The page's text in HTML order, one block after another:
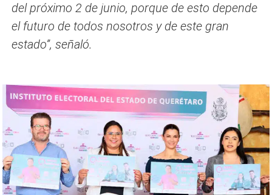
del próximo 2 de junio, porque de esto depende
el futuro de todos nosotros y de este gran
estado”, señaló.